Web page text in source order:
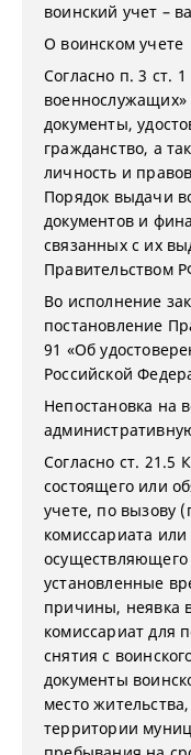
воинский учет –
О воинском учете
Согласно п. 3 ст.
документы,
гражданство, а
личность и
Порядок выдачи
документов и
связанных с их
Правительством
Во исполнение
постановление
91 «Об
Российской
Непостановка на
Согласно ст. 21.5
состоящего или
учете, по вызову
комиссариата
осуществляющего
установленные
причины, неявка
комиссариат для
снятия с
документы
место
территории